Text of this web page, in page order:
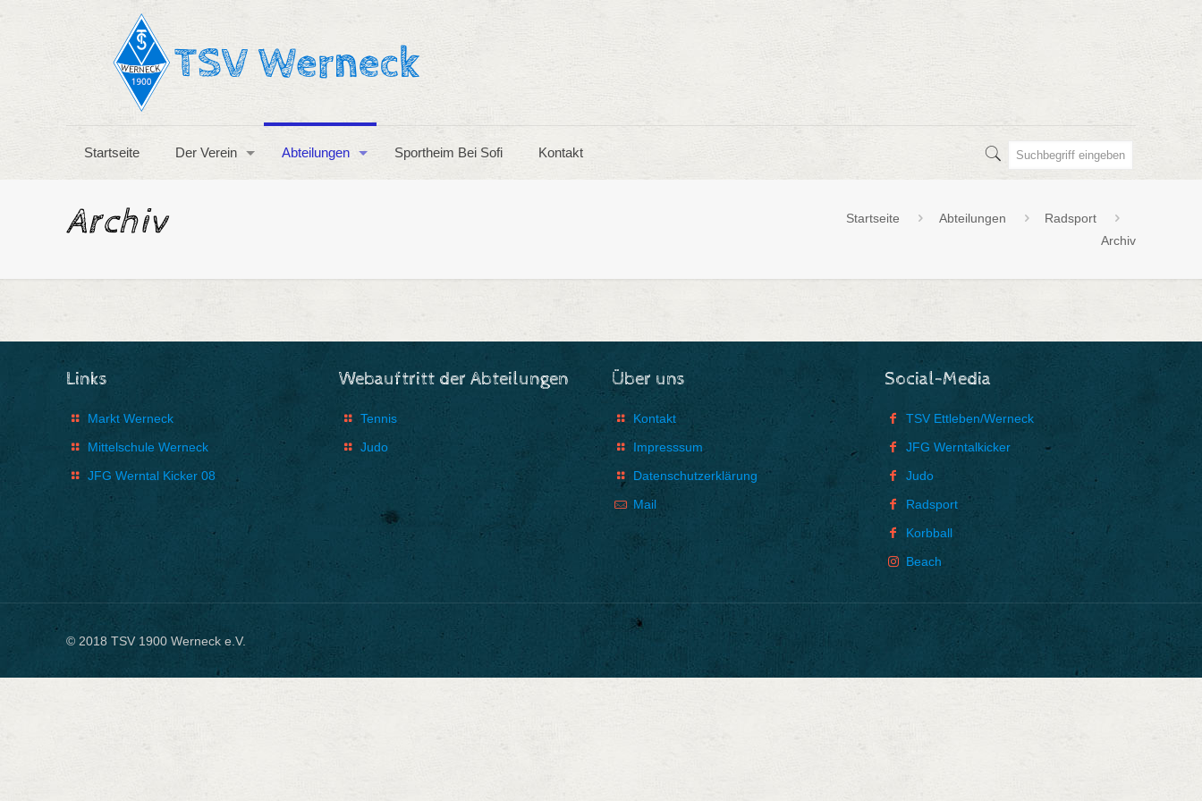
Startseite Der Verein Abteilungen Sportheim Bei Sofi Kontakt
Archiv Startseite Abteilungen
Radsport
Archiv
Links
Markt Werneck
Mittelschule Werneck
JFG Werntal Kicker 08
Webauftritt der Abteilungen
Tennis
Judo
Über uns
Kontakt
Impresssum
Datenschutzerklärung
Mail
Social-Media
TSV Ettleben/Werneck
JFG Werntalkicker
Judo
Radsport
Korbball
Beach
© 2018 TSV 1900 Werneck e.V.